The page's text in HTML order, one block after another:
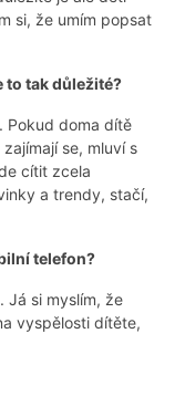
si, že umím popsat
to tak důležité?
Pokud doma dítě
se, mluví s
cítit zcela
a trendy, stačí,
telefon?
Já si myslím, že
vyspělosti dítěte,